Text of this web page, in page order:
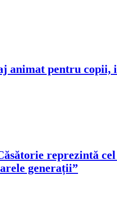
animat pentru copii,
reprezintă
generații”